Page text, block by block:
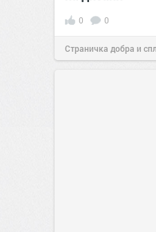
0 0
Страничка добра и